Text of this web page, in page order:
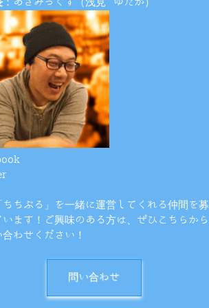
ちちぶる」を一緒に運営してくれる仲間を募
います！ご興味のある方は、ぜひこちらから
合わせください！
問い合わせ